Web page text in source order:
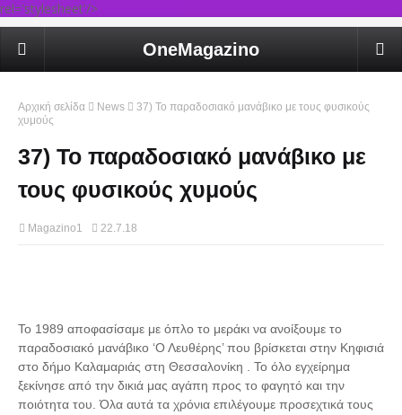
rel='stylesheet'/>
OneMagazino
Αρχική σελίδα News
37) To παραδοσιακό μανάβικο με τους φυσικούς
χυμούς
37) To παραδοσιακό μανάβικο με
τους φυσικούς χυμούς
Magazino1 22.7.18
Το 1989 αποφασίσαμε με όπλο το μεράκι να ανοίξουμε το
παραδοσιακό μανάβικο ‘Ο Λευθέρης’ που βρίσκεται στην Κηφισιά
στο δήμο Καλαμαριάς στη Θεσσαλονίκη . Το όλο εγχείρημα
ξεκίνησε από την δικιά μας αγάπη προς το φαγητό και την
ποιότητα του. Όλα αυτά τα χρόνια επιλέγουμε προσεχτικά τους